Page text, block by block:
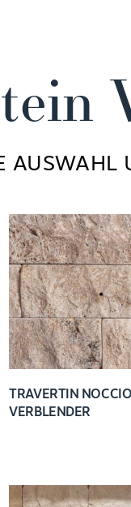
AUSWAHL
TRAVERTIN
VERBLENDER